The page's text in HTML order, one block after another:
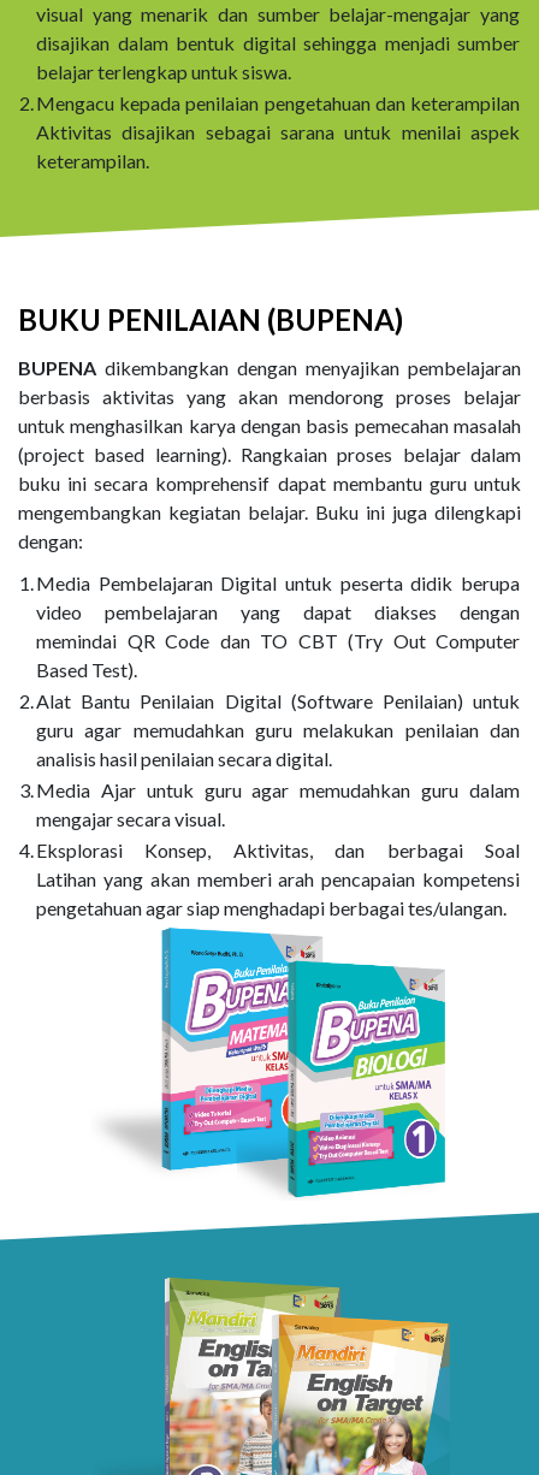
visual yang menarik dan sumber belajar-mengajar yang
disajikan dalam bentuk digital sehingga menjadi sumber
belajar terlengkap untuk siswa.
2.Mengacu kepada penilaian pengetahuan dan keterampilan
Aktivitas disajikan sebagai sarana untuk menilai aspek
keterampilan.
BUKU PENILAIAN (BUPENA)
BUPENA dikembangkan dengan menyajikan pembelajaran
berbasis aktivitas yang akan mendorong proses belajar
untuk menghasilkan karya dengan basis pemecahan masalah
(project based learning). Rangkaian proses belajar dalam
buku ini secara komprehensif dapat membantu guru untuk
mengembangkan kegiatan belajar. Buku ini juga dilengkapi
dengan:
1.Media Pembelajaran Digital untuk peserta didik berupa
video pembelajaran yang dapat diakses dengan
memindai QR Code dan TO CBT (Try Out Computer
Based Test).
2.Alat Bantu Penilaian Digital (Software Penilaian) untuk
guru agar memudahkan guru melakukan penilaian dan
analisis hasil penilaian secara digital.
3.Media Ajar untuk guru agar memudahkan guru dalam
mengajar secara visual.
4.Eksplorasi Konsep, Aktivitas, dan berbagai Soal
Latihan yang akan memberi arah pencapaian kompetensi
pengetahuan agar siap menghadapi berbagai tes/ulangan.